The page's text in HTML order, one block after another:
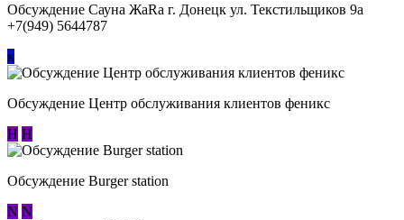
Обсуждение Сауна ЖаRa г. Донецк ул. Текстильщиков 9а
+7(949) 5644787
к
Обсуждение Центр обслуживания клиентов феникс
Н Н
Обсуждение Burger station
N N